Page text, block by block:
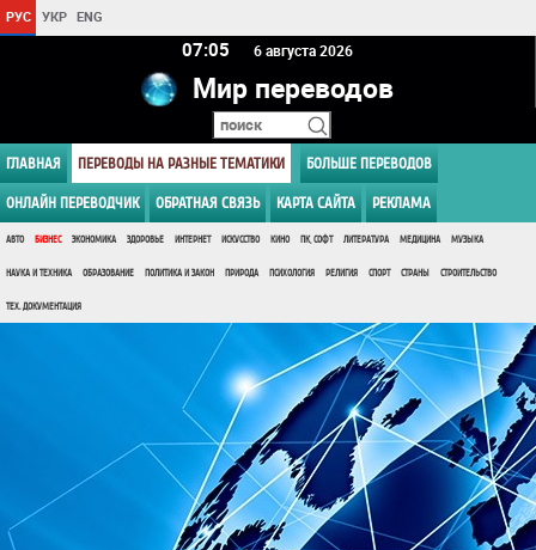
РУС УКР ENG
07 05 6 августа 2026
Мир переводов
ГЛАВНАЯ ПЕРЕВОДЫ НА РАЗНЫЕ ТЕМАТИКИ БОЛЬШЕ ПЕРЕВОДОВ
ОНЛАЙН ПЕРЕВОДЧИК ОБРАТНАЯ СВЯЗЬ КАРТА САЙТА РЕКЛАМА
АВТО БИЗНЕС ЭКОНОМИКА ЗДОРОВЬЕ ИНТЕРНЕТ ИСКУССТВО КИНО ПК, СОФТ ЛИТЕРАТУРА МЕДИЦИНА МУЗЫКА
НАУКА И ТЕХНИКА ОБРАЗОВАНИЕ ПОЛИТИКА И ЗАКОН ПРИРОДА ПСИХОЛОГИЯ РЕЛИГИЯ СПОРТ СТРАНЫ СТРОИТЕЛЬСТВО
ТЕХ. ДОКУМЕНТАЦИЯ